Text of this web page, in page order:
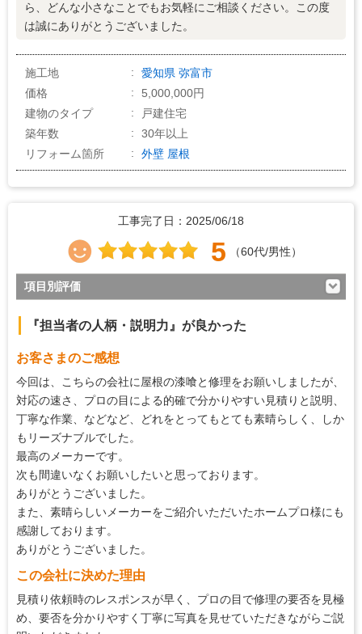
ら、どんな小さなことでもお気軽にご相談ください。この度
は誠にありがとうございました。
施工地 愛知県 弥富市
価格
5,000,000円
建物のタイプ
戸建住宅
築年数
30年以上
リフォーム箇所
外壁 屋根
工事完了日：2025/06/18
5 （60代/男性）
項目別評価
説明の分かりやすさ 5
施工の段取り・管理 5
作業中の配慮
仕上がり 5
価格の納得感 5
『担当者の人柄・説明力』が良かった
お客さまのご感想
今回は、こちらの会社に屋根の漆喰と修理をお願いしましたが、
対応の速さ、プロの目による的確で分かりやすい見積りと説明、
丁寧な作業、などなど、どれをとってもとても素晴らしく、しか
もリーズナブルでした。
最高のメーカーです。
次も間違いなくお願いしたいと思っております。
ありがとうございました。
また、素晴らしいメーカーをご紹介いただいたホームプロ様にも
感謝しております。
ありがとうございました。
この会社に決めた理由
見積り依頼時のレスポンスが早く、プロの目で修理の要否を見極
め、要否を分かりやすく丁寧に写真を見せていただきながらご説